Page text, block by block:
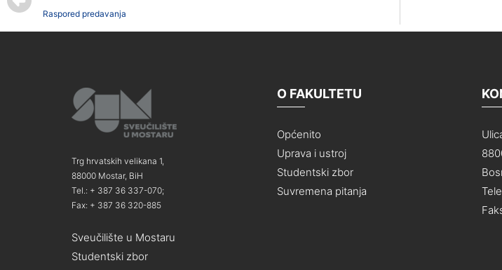
Raspored predavanja
Trg hrvatskih velikana 1,
88000 Mostar, BiH
Tel.: + 387 36 337-070;
Fax: + 387 36 320-885
Sveučilište u Mostaru
Studentski zbor
O FAKULTETU
Općenito
Uprava i ustroj
Studentski zbor
Suvremena pitanja